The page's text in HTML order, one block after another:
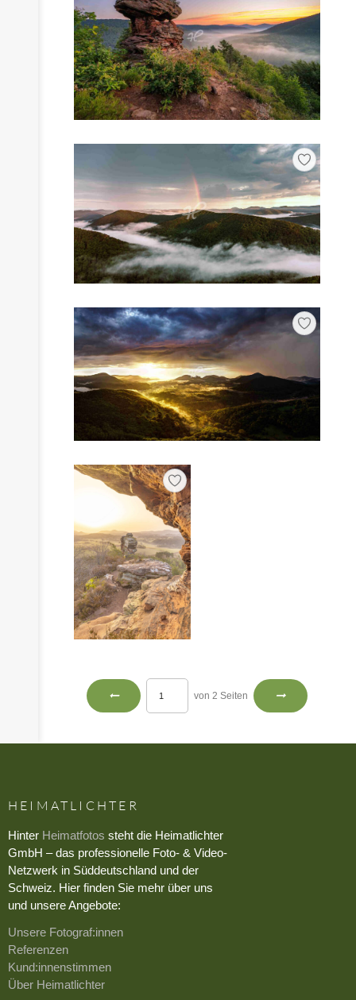
von 2 Seiten
HEIMATLICHTER
Hinter Heimatfotos steht die Heimatlichter
GmbH – das professionelle Foto- & Video-
Netzwerk in Süddeutschland und der
Schweiz. Hier finden Sie mehr über uns
und unsere Angebote:
Unsere Fotograf:innen
Referenzen
Kund:innenstimmen
Über Heimatlichter